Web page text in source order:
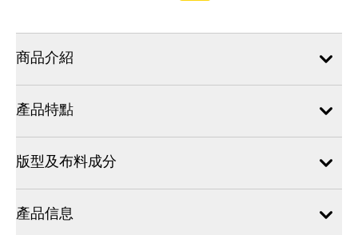
商品介紹
產品特點
版型及布料成分
產品信息